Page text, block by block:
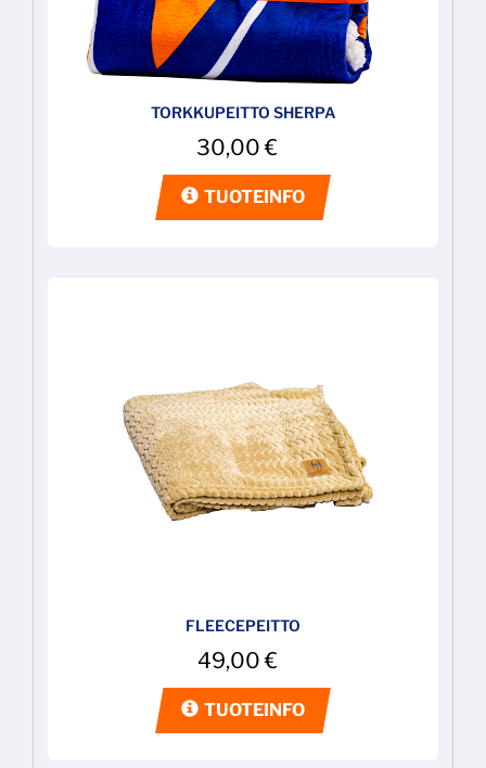
TORKKUPEITTO SHERPA
30,00€
TUOTEINFO
FLEECEPEITTO
49,00€
TUOTEINFO